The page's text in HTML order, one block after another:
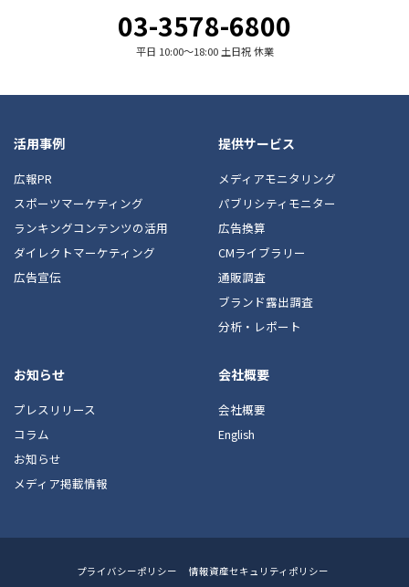
03-3578-6800
平日 10:00〜18:00 土日祝 休業
活用事例
広報PR
スポーツマーケティング
ランキングコンテンツの活用
ダイレクトマーケティング
広告宣伝
提供サービス
メディアモニタリング
パブリシティモニター
広告換算
CMライブラリー
通販調査
ブランド露出調査
分析・レポート
お知らせ
プレスリリース
コラム
お知らせ
メディア掲載情報
会社概要
会社概要
English
Footerプライバシーポリシー 情報資産セキュリティポリシー